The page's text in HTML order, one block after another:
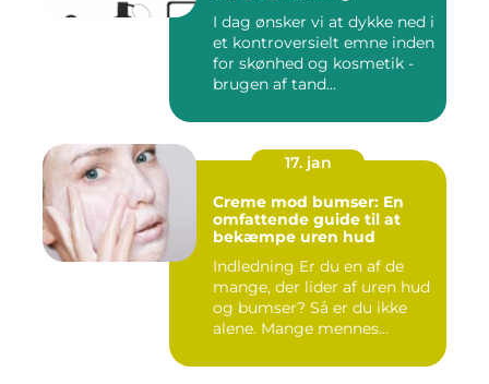
I dag ønsker vi at dykke ned i
et kontroversielt emne inden
for skønhed og kosmetik -
brugen af tand...
17. jan
Creme mod bumser: En
omfattende guide til at
bekæmpe uren hud
Indledning Er du en af de
mange, der lider af uren hud
og bumser? Så er du ikke
alene. Mange mennes...